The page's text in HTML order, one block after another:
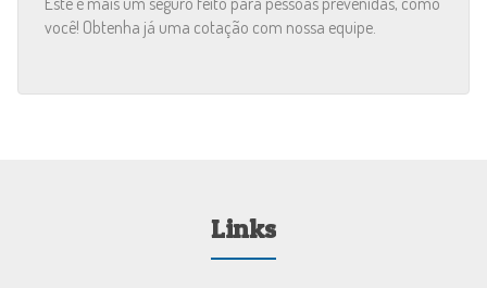
você! Obtenha já uma cotação com nossa equipe.
Links